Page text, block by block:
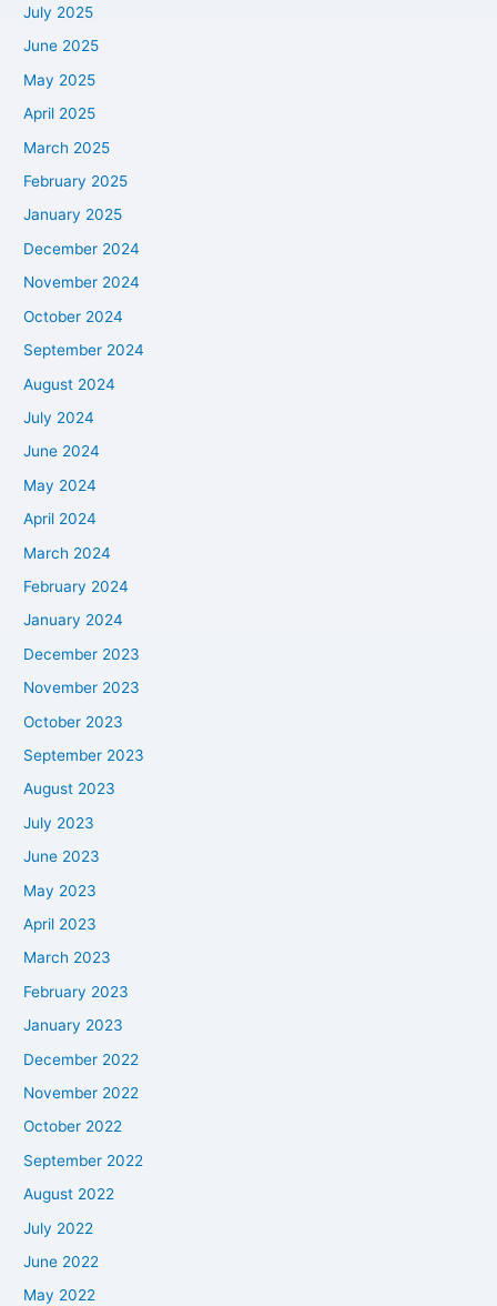
July 2025
June 2025
May 2025
April 2025
March 2025
February 2025
January 2025
December 2024
November 2024
October 2024
September 2024
August 2024
July 2024
June 2024
May 2024
April 2024
March 2024
February 2024
January 2024
December 2023
November 2023
October 2023
September 2023
August 2023
July 2023
June 2023
May 2023
April 2023
March 2023
February 2023
January 2023
December 2022
November 2022
October 2022
September 2022
August 2022
July 2022
June 2022
May 2022